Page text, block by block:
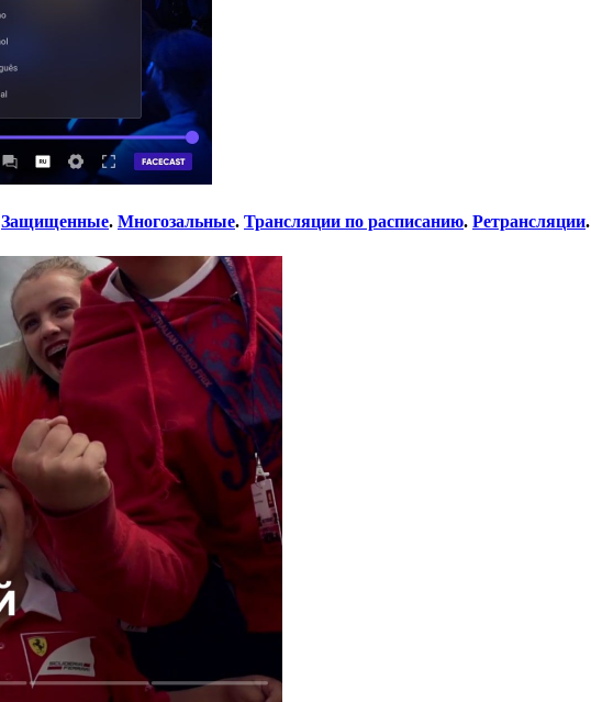
Защищенные. Многозальные. Трансляции по расписанию. Ретрансляции.